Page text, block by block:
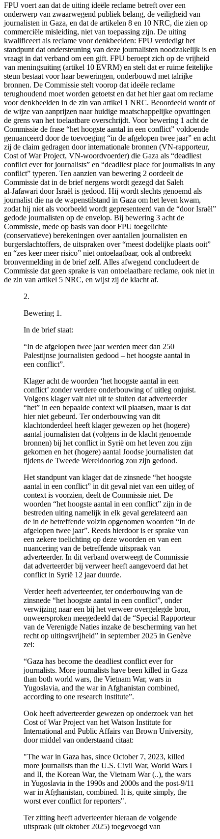
FPU voert aan dat de uiting ideële reclame betreft over een
onderwerp van zwaarwegend publiek belang, de veiligheid van
journalisten in Gaza, en dat de artikelen 8 en 10 NRC, die zien op
commerciële misleiding, niet van toepassing zijn. De uiting
kwalificeert als reclame voor denkbeelden: FPU verdedigt het
standpunt dat ondersteuning van deze journalisten noodzakelijk is en
vraagt in dat verband om een gift. FPU beroept zich op de vrijheid
van meningsuiting (artikel 10 EVRM) en stelt dat er ruime feitelijke
steun bestaat voor haar beweringen, onderbouwd met talrijke
bronnen. De Commissie stelt voorop dat ideële reclame
terughoudend moet worden getoetst en dat het hier gaat om reclame
voor denkbeelden in de zin van artikel 1 NRC. Beoordeeld wordt of
de wijze van aanprijzen naar huidige maatschappelijke opvattingen
de grens van het toelaatbare overschrijdt. Voor bewering 1 acht de
Commissie de frase “het hoogste aantal in een conflict” voldoende
genuanceerd door de toevoeging “in de afgelopen twee jaar” en acht
zij de claim gedragen door internationale bronnen (VN‑rapporteur,
Cost of War Project, VN‑woordvoerder) die Gaza als “deadliest
conflict ever for journalists” en “deadliest place for journalists in any
conflict” typeren. Ten aanzien van bewering 2 oordeelt de
Commissie dat in de brief nergens wordt gezegd dat Saleh
al‑Jafawari door Israël is gedood. Hij wordt slechts genoemd als
journalist die na de wapenstilstand in Gaza om het leven kwam,
zodat hij niet als voorbeeld wordt gepresenteerd van de “door Israël”
gedode journalisten op de envelop. Bij bewering 3 acht de
Commissie, mede op basis van door FPU toegelichte
(conservatieve) berekeningen over aantallen journalisten en
burgerslachtoffers, de uitspraken over “meest dodelijke plaats ooit”
en “zes keer meer risico” niet ontoelaatbaar, ook al ontbreekt
bronvermelding in de brief zelf. Alles afwegend concludeert de
Commissie dat geen sprake is van ontoelaatbare reclame, ook niet in
de zin van artikel 5 NRC, en wijst zij de klacht af.
2.
Bewering 1.
In de brief staat:
“In de afgelopen twee jaar werden meer dan 250
Palestijnse journalisten gedood – het hoogste aantal in
een conflict”.
Klager acht de woorden ‘het hoogste aantal in een
conflict’ zonder verdere onderbouwing of uitleg onjuist.
Volgens klager valt niet uit te sluiten dat adverteerder
“het” in een bepaalde context wil plaatsen, maar is dat
hier niet gebeurd. Ter onderbouwing van dit
klachtonderdeel heeft klager gewezen op het (hogere)
aantal journalisten dat (volgens in de klacht genoemde
bronnen) bij het conflict in Syrië om het leven zou zijn
gekomen en het (hogere) aantal Joodse journalisten dat
tijdens de Tweede Wereldoorlog zou zijn gedood.
Het standpunt van klager dat de zinsnede “het hoogste
aantal in een conflict” in dit geval niet van een uitleg of
context is voorzien, deelt de Commissie niet. De
woorden “het hoogste aantal in een conflict” zijn in de
bestreden uiting namelijk in elk geval gerelateerd aan
de in de betreffende volzin opgenomen woorden “In de
afgelopen twee jaar”. Reeds hierdoor is er sprake van
een zekere toelichting op deze woorden en van een
nuancering van de betreffende uitspraak van
adverteerder. In dit verband overweegt de Commissie
dat adverteerder bij verweer heeft aangevoerd dat het
conflict in Syrië 12 jaar duurde.
Verder heeft adverteerder, ter onderbouwing van de
zinsnede “het hoogste aantal in een conflict”, onder
verwijzing naar een bij het verweer overgelegde bron,
onweersproken meegedeeld dat de “Special Rapporteur
van de Verenigde Naties inzake de bescherming van het
recht op uitingsvrijheid” in september 2025 in Genève
zei:
“Gaza has become the deadliest conflict ever for
journalists. More journalists have been killed in Gaza
than both world wars, the Vietnam War, wars in
Yugoslavia, and the war in Afghanistan combined,
according to one research institute”.
Ook heeft adverteerder gewezen op onderzoek van het
Cost of War Project van het Watson Institute for
International and Public Affairs van Brown University,
door middel van onderstaand citaat:
"The war in Gaza has, since October 7, 2023, killed
more journalists than the U.S. Civil War, World Wars I
and II, the Korean War, the Vietnam War (..), the wars
in Yugoslavia in the 1990s and 2000s and the post-9/11
war in Afghanistan, combined. It is, quite simply, the
worst ever conflict for reporters".
Ter zitting heeft adverteerder hieraan de volgende
uitspraak (uit oktober 2025) toegevoegd van